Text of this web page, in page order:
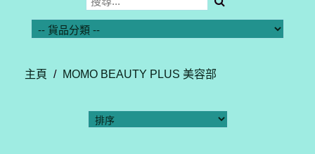
主頁 / MOMO BEAUTY PLUS 美容部